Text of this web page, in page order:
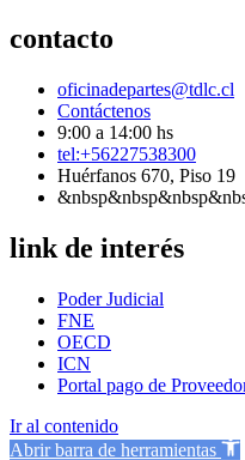
contacto
oficinadepartes@tdlc.cl
Contáctenos
9:00 a 14:00 hs
tel:+56227538300
Huérfanos 670, Piso 19
link de interés
Poder Judicial
FNE
OECD
ICN
Portal pago de
Ir al contenido
Abrir barra de herramientas